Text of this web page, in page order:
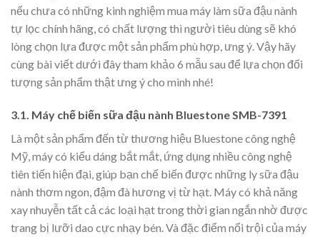
nếu chưa có những kinh nghiệm mua máy làm sữa đậu nành
tự lọc chính hãng, có chất lượng thì người tiêu dùng sẽ khó
lòng chọn lựa được một sản phẩm phù hợp, ưng ý. Vậy hãy
cùng bài viết dưới đây tham khảo 6 mẫu sau để lựa chọn đối
tượng sản phẩm thật ưng ý cho mình nhé!
3.1. Máy chế biến sữa đậu nành Bluestone SMB-7391
Là một sản phẩm đến từ thương hiệu Bluestone công nghệ
Mỹ, máy có kiểu dáng bắt mắt, ứng dụng nhiều công nghệ
tiên tiến hiện đại, giúp bạn chế biến được những ly sữa đậu
nành thơm ngon, đậm đà hương vị từ hạt. Máy có khả năng
xay nhuyễn tất cả các loại hạt trong thời gian ngắn nhờ được
trang bị lưỡi dao cực nhạy bén. Và đặc điểm nổi trội của máy